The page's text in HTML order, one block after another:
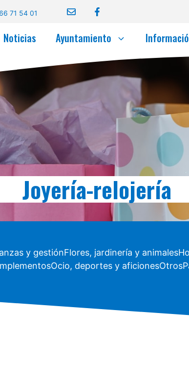
71 54 01
Noticias Ayuntamiento
Joyería-relojería
y gestiónFlores, jardinería y animales
Ocio, deportes y aficionesOtros